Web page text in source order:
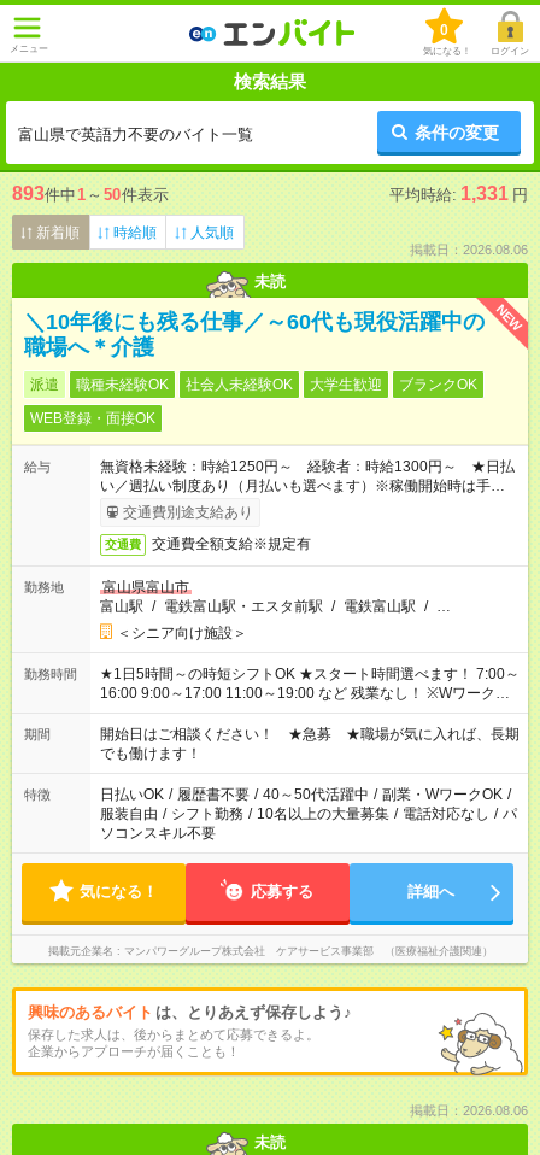
メニュー
0
気になる！ ログイン
検索結果
富山県で英語力不要のバイト一覧 条件の変更
893件中1 ～ 50件表示 平均時給: 1,331 円
新着順 時給順 人気順
掲載日：2026.08.06
未読
NEW
＼10年後にも残る仕事／～60代も現役活躍中の
職場へ＊介護
派遣 職種未経験OK 社会人未経験OK 大学生歓迎
ブランクOK
WEB登録・面接OK
給与
無資格未経験：時給1250円～ 経験者：時給1300円～ ★日払
い／週払い制度あり（月払いも選べます）※稼働開始時は手続き
完了次第のお支払いとなります。
交通費別途支給あり
交通費 交通費全額支給※規定有
勤務地
富山県富山市
富山駅 / 電鉄富山駅・エスタ前駅 / 電鉄富山駅 / …
＜シニア向け施設＞
勤務時間
★1日5時間～の時短シフトOK ★スタート時間選べます！ 7:00～
16:00 9:00～17:00 11:00～19:00 など 残業なし！ ※Wワークの
場合、他のお仕事と合わせ週40時間超の就業はご案内できませ
ん ※法令に基づき、週20時間以上勤務は社会保険への加入対象
となります ※労働者派遣法（日雇い派遣の原則禁止）により、
短時間・短期間の就業はご案内が難しい場合があります
期間
開始日はご相談ください！ ★急募 ★職場が気に入れば、長期
でも働けます！
特徴 日払いOK / 履歴書不要 / 40～50代活躍中 / 副業・WワークOK /
服装自由 / シフト勤務 / 10名以上の大量募集 / 電話対応なし / パ
ソコンスキル不要
気になる！ 応募する 詳細へ
掲載元企業名 マンパワーグループ株式会社 ケアサービス事業部 （医療福祉介護関連）
興味のあるバイト は、とりあえず保存しよう♪
保存した求人は、後からまとめて応募できるよ。
企業からアプローチが届くことも！
掲載日：2026.08.06
未読